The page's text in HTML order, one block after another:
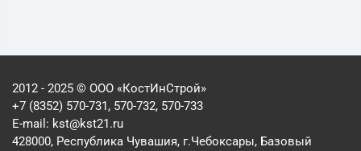
2012 - 2025 © ООО «КостИнСтрой»
+7 (8352) 570-731, 570-732, 570-733
E-mail: kst@kst21.ru
428000, Республика Чувашия, г.Чебоксары, Базовый